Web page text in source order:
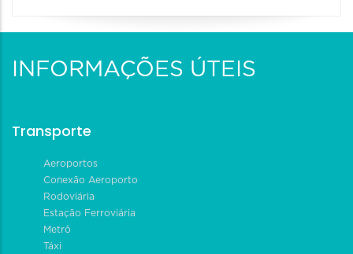
INFORMAÇÕES ÚTEIS
Transporte
Aeroportos
Conexão Aeroporto
Rodoviária
Estação Ferroviária
Metrô
Táxi